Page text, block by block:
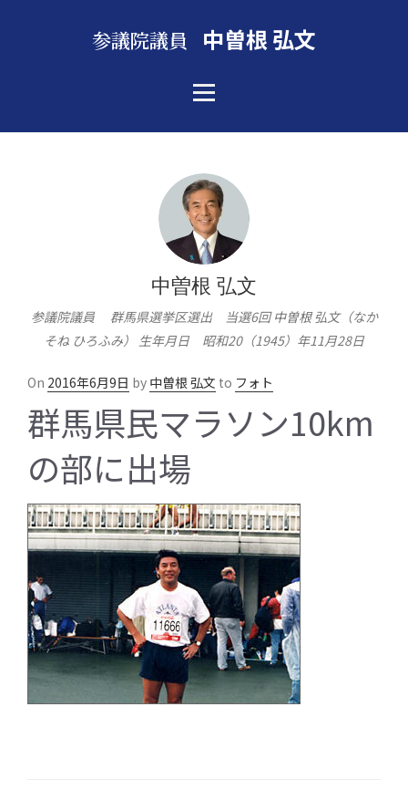
参議院議員 中曽根 弘文
中曽根 弘文
参議院議員 群馬県選挙区選出 当選6回 中曽根 弘文（なか
そね ひろふみ） 生年月日 昭和20（1945）年11月28日
On Posted
on
2016年6月9日 by 中曽根 弘文 to フォト
群馬県民マラソン10km
の部に出場